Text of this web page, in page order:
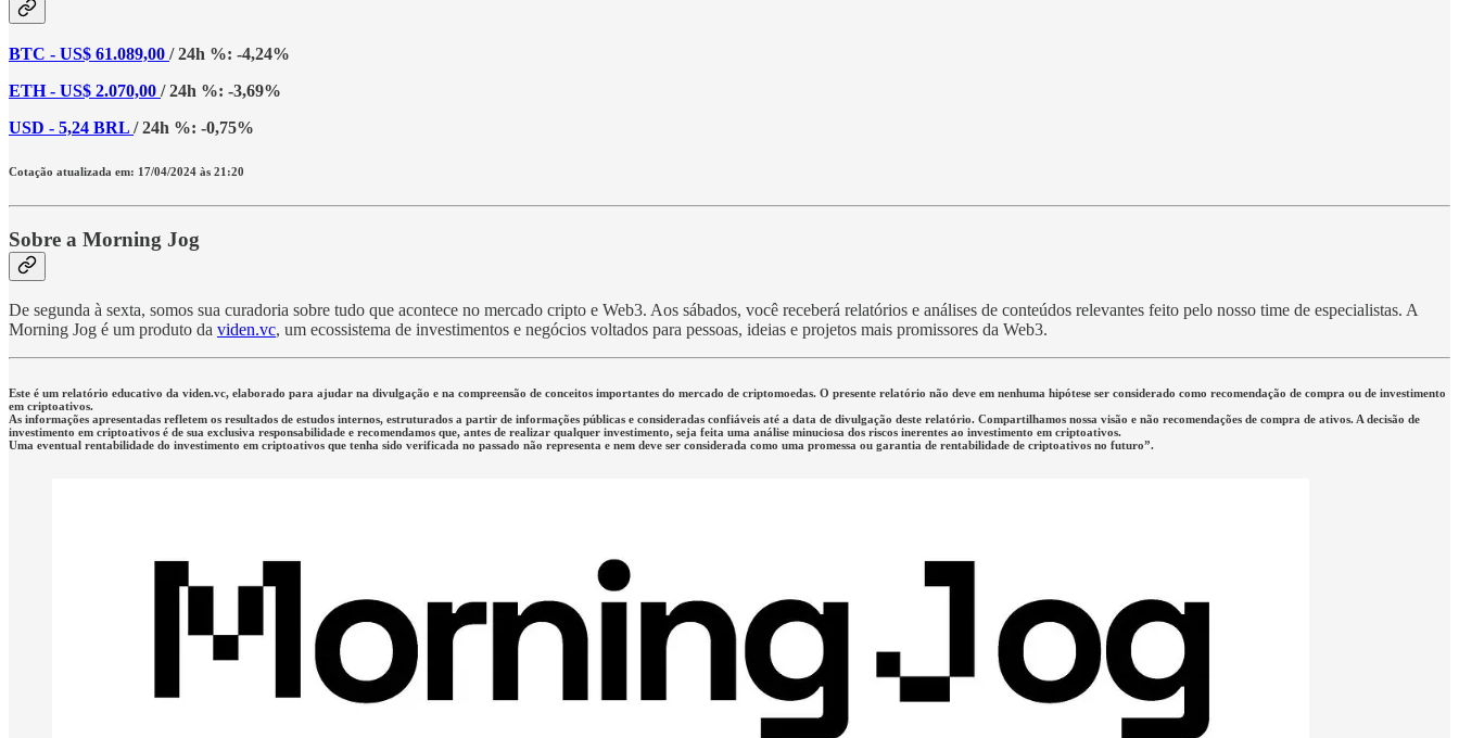
BTC - US$ 61.089,00 / 24h %: -4,24%
ETH - US$ 2.070,00 / 24h %: -3,69%
USD - 5,24 BRL / 24h %: -0,75%
Cotação atualizada em: 17/04/2024 às 21:20
Sobre a Morning Jog
De segunda à sexta, somos sua curadoria sobre tudo que acontece no mercado cripto e Web3. Aos sábados, você receberá relatórios e análises de conteúdos relevantes feito pelo nosso time de especialistas. A
Morning Jog é um produto da viden.vc, um ecossistema de investimentos e negócios voltados para pessoas, ideias e projetos mais promissores da Web3.
Este é um relatório educativo da viden.vc, elaborado para ajudar na divulgação e na compreensão de conceitos importantes do mercado de criptomoedas. O presente relatório não deve em nenhuma hipótese ser considerado como recomendação de compra ou de investimento
em criptoativos.
As informações apresentadas refletem os resultados de estudos internos, estruturados a partir de informações públicas e consideradas confiáveis até a data de divulgação deste relatório. Compartilhamos nossa visão e não recomendações de compra de ativos. A decisão de
investimento em criptoativos é de sua exclusiva responsabilidade e recomendamos que, antes de realizar qualquer investimento, seja feita uma análise minuciosa dos riscos inerentes ao investimento em criptoativos.
Uma eventual rentabilidade do investimento em criptoativos que tenha sido verificada no passado não representa e nem deve ser considerada como uma promessa ou garantia de rentabilidade de criptoativos no futuro”.